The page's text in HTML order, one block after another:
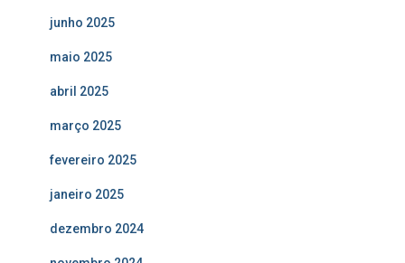
junho 2025
maio 2025
abril 2025
março 2025
fevereiro 2025
janeiro 2025
dezembro 2024